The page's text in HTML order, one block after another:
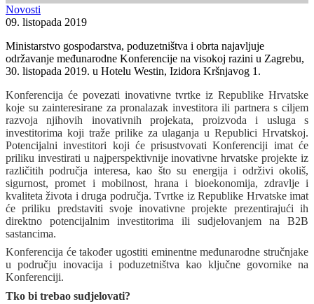
Novosti
09. listopada 2019
Ministarstvo gospodarstva, poduzetništva i obrta najavljuje
održavanje međunarodne Konferencije na visokoj razini u Zagrebu,
30. listopada 2019. u Hotelu Westin, Izidora Kršnjavog 1.
Konferencija će povezati inovativne tvrtke iz Republike Hrvatske
koje su zainteresirane za pronalazak investitora ili partnera s ciljem
razvoja njihovih inovativnih projekata, proizvoda i usluga s
investitorima koji traže prilike za ulaganja u Republici Hrvatskoj.
Potencijalni investitori koji će prisustvovati Konferenciji imat će
priliku investirati u najperspektivnije inovativne hrvatske projekte iz
različitih područja interesa, kao što su energija i održivi okoliš,
sigurnost, promet i mobilnost, hrana i bioekonomija, zdravlje i
kvaliteta života i druga područja. Tvrtke iz Republike Hrvatske imat
će priliku predstaviti svoje inovativne projekte prezentirajući ih
direktno potencijalnim investitorima ili sudjelovanjem na B2B
sastancima.
Konferencija će također ugostiti eminentne međunarodne stručnjake
u području inovacija i poduzetništva kao ključne govornike na
Konferenciji.
Tko bi trebao sudjelovati?